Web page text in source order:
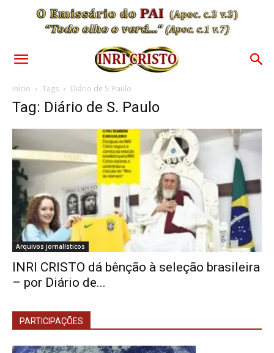
Início Tags Diário de S. Paulo
Tag: Diário de S. Paulo
Arquivos jornalísticos
INRI CRISTO dá bênção à seleção brasileira
– por Diário de...
PARTICIPAÇÕES